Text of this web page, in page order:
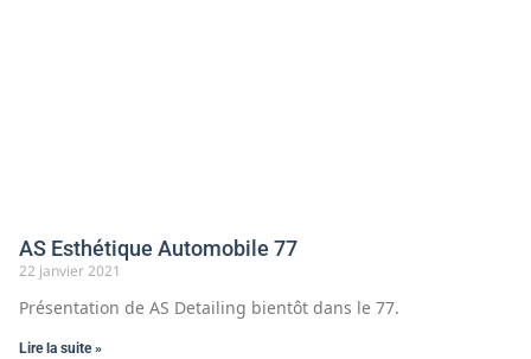
AS Esthétique Automobile 77
22 janvier 2021
Présentation de AS Detailing bientôt dans le 77.
Lire la suite »